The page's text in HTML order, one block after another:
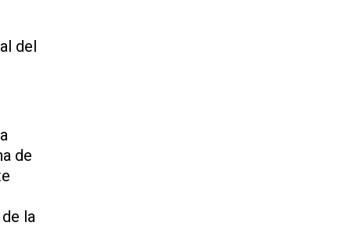
del
de
la